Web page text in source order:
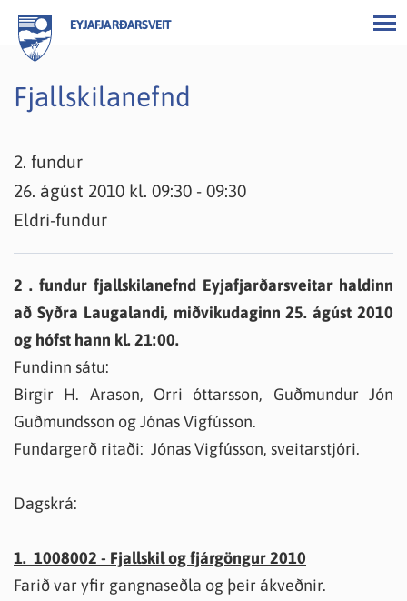
EYJAFJARÐARSVEIT
Fjallskilanefnd
2. fundur
26. ágúst 2010 kl. 09:30 - 09:30
Eldri-fundur
2 . fundur fjallskilanefnd Eyjafjarðarsveitar haldinn
að Syðra Laugalandi, miðvikudaginn 25. ágúst 2010
og hófst hann kl. 21:00.
Fundinn sátu:
Birgir H. Arason, Orri óttarsson, Guðmundur Jón
Guðmundsson og Jónas Vigfússon.
Fundargerð ritaði: Jónas Vigfússon, sveitarstjóri.
Dagskrá:
1. 1008002 - Fjallskil og fjárgöngur 2010
Farið var yfir gangnaseðla og þeir ákveðnir.